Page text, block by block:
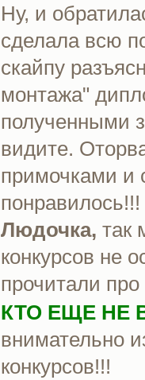
Ну, и
сделала всю
скайпу
монтажа"
полученными
видите.
примочками
Людочка, так
конкурсов не
прочитали про
КТО ЕЩЕ НЕ
внимательно
конкурсов!!!